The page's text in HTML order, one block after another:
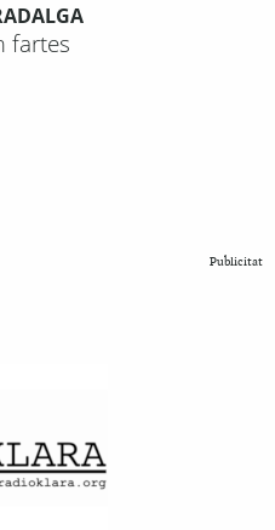
fartes
Publicitat